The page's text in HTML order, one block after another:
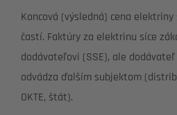
Koncová (výsledná) cena
častí. Faktúry za elektrinu síce
dodávateľovi (SSE), ale
odvádza ďalším subjektom
OKTE, štát).